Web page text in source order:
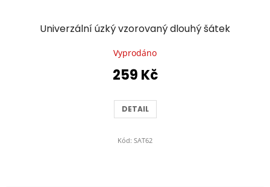
Univerzální úzký vzorovaný dlouhý šátek
Vyprodáno
259 Kč
DETAIL
Kód: SAT62